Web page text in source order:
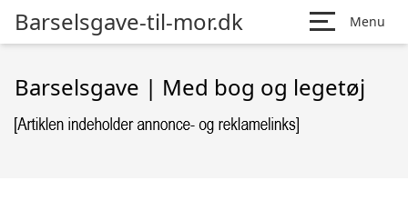
Barselsgave-til-mor.dk Menu
Barselsgave | Med bog og legetøj